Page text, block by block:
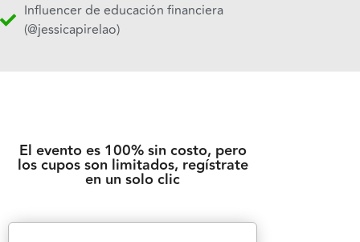
Influencer de educación financiera
(@jessicapirelao)
El evento es 100% sin costo, pero
los cupos son limitados, regístrate
en un solo clic